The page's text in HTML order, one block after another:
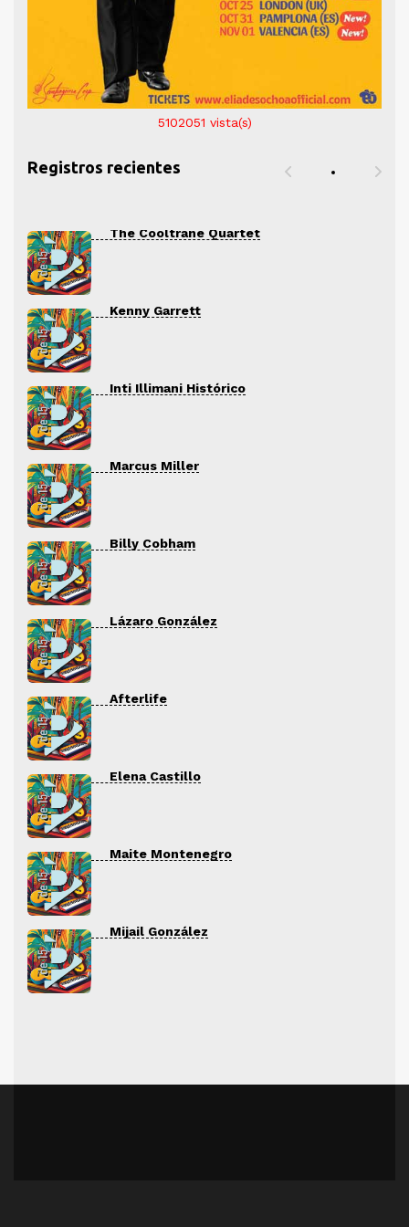
5102051 vista(s)
Registros recientes
The Cooltrane Quartet
Kenny Garrett
Inti Illimani Histórico
Marcus Miller
Billy Cobham
Lázaro González
Afterlife
Elena Castillo
Maite Montenegro
Mijail González